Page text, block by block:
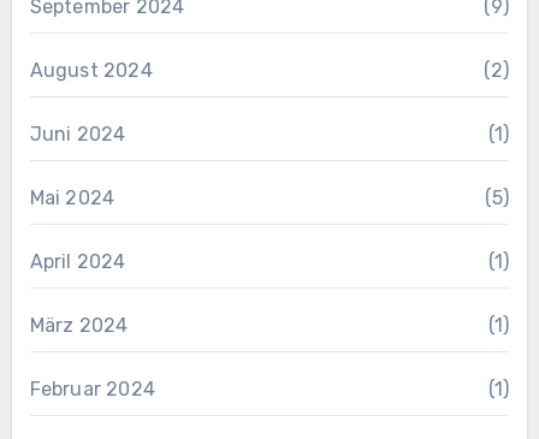
September 2024 (9)
August 2024 (2)
Juni 2024 (1)
Mai 2024 (5)
April 2024 (1)
März 2024 (1)
Februar 2024 (1)